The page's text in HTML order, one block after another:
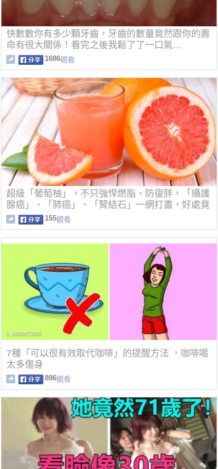
快數數你有多少顆牙齒，牙齒的數量竟然跟你的壽
命有很大關係！看完之後我鬆了了一口氣…
1686觀看
超級「葡萄柚」，不只強悍燃脂、防復胖，「攝護
腺癌」、「肺癌」、「腎結石」一網打盡，好處竟
還不只這些！
155觀看
7種「可以很有效取代咖啡」的提醒方法 ，咖啡喝
太多傷身
896觀看